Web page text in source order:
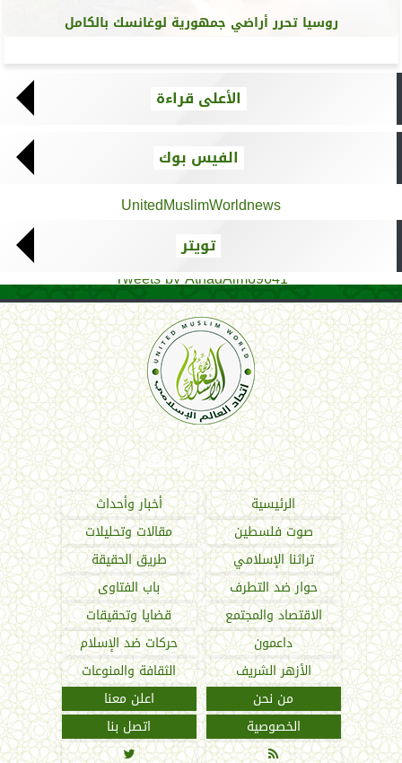
روسيا تحرر أراضي جمهورية لوغانسك بالكامل
الأعلى قراءة
الفيس بوك
UnitedMuslimWorldnews
تويتر
Tweets by AthadAlm69641
اتحاد العالم الإسلامي
الرئيسية
أخبار وأحداث
صوت فلسطين
مقالات وتحليلات
تراثنا الإسلامي
طريق الحقيقة
حوار ضد التطرف
باب الفتاوى
الاقتصاد والمجتمع
قضايا وتحقيقات
داعمون
حركات ضد الإسلام
الأزهر الشريف
الثقافة والمنوعات
من نحن
اعلن معنا
الخصوصية
اتصل بنا

